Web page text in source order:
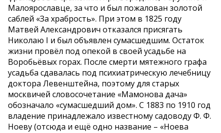
Малоярославце, за что и был пожалован золотой
саблей «За храбрость». При этом в 1825 году
Матвей Александрович отказался присягать
Николаю I и был объявлен сумасшедшим. Остаток
жизни провёл под опекой в своей усадьбе на
Воробьёвых горах. После смерти мятежного графа
усадьба сдавалась под психиатрическую лечебницу
доктора Левенштейна, поэтому для старых
москвичей словосочетание «Мамонова дача»
обозначало «сумасшедший дом». С 1883 по 1910 год
владение принадлежало известному садоводу Ф. Ф.
Ноеву (отсюда и ещё одно название – «Ноева